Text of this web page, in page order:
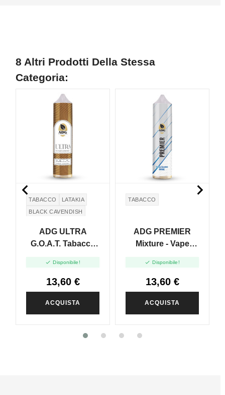
8 Altri Prodotti Della Stessa
Categoria:
TABACCO
LATAKIA
BLACK CAVENDISH
ADG ULTRA
G.O.A.T. Tabacco
Shot 20ml
 Disponibile!
13,60 €
ACQUISTA
TABACCO
ADG PREMIER
Mixture - Vape
 Disponibile!
13,60 €
ACQUISTA
 